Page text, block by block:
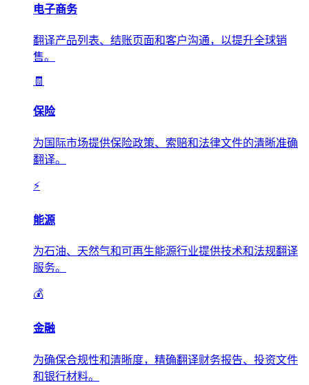
电子商务
翻译产品列表、结账页面和客户沟通，以提升全球销
售。
🧾
保险
为国际市场提供保险政策、索赔和法律文件的清晰准确
翻译。
⚡
能源
为石油、天然气和可再生能源行业提供技术和法规翻译
服务。
💰
金融
为确保合规性和清晰度，精确翻译财务报告、投资文件
和银行材料。